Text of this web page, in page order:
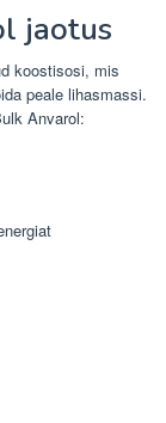
jaotus
koostisosi, mis
peale lihasmassi.
Anvarol: